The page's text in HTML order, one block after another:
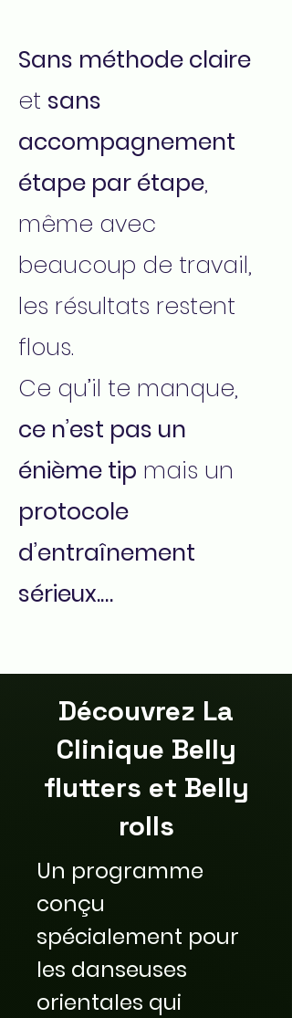
Sans méthode claire
et sans
accompagnement
étape par étape,
même avec
beaucoup de travail,
les résultats restent
flous.
Ce qu’il te manque,
ce n’est pas un
énième tip mais un
protocole
d’entraînement
sérieux.…
Découvrez La
Clinique Belly
flutters et Belly
rolls
Un programme
conçu
spécialement pour
les danseuses
orientales qui